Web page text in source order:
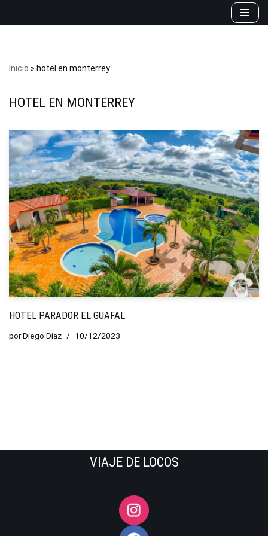
Inicio » hotel en monterrey
HOTEL EN MONTERREY
HOTEL PARADOR EL GUAFAL
porDiego Diaz 10/12/2023
VIAJE DE LOCOS